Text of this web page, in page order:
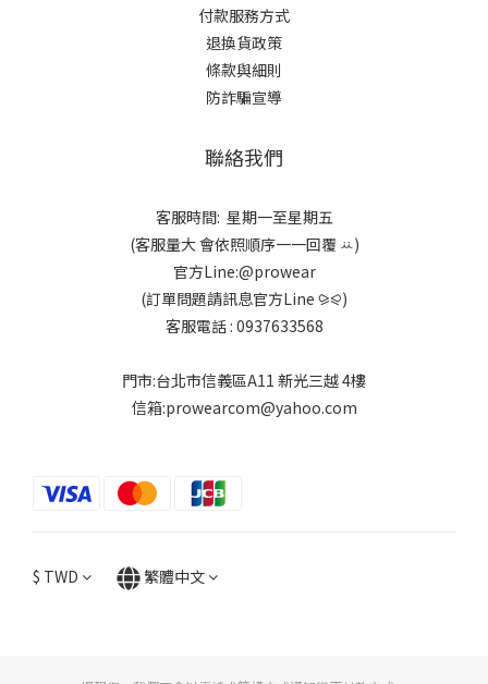
付款服務方式
退換貨政策
條款與細則
防詐騙宣導
聯絡我們
客服時間: 星期一至星期五
(客服量大 會依照順序一一回覆 ꕁ)
官方Line:@prowear
(訂單問題請訊息官方Line ⪩⪨)
客服電話 : 0937633568
門市:台北市信義區A11 新光三越 4樓
信箱:prowearcom@yahoo.com
$ TWD 繁體中文